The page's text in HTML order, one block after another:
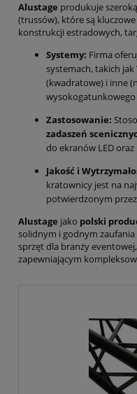
Alustage produkuje
(trussów), które są
konstrukcji estradowych,
Systemy: Firma
systemach, takich jak
(kwadratowe) i inne
wysokogatunkowego
Zastosowanie:
zadaszeń
do ekranów LED
Jakość i
kratownicy jest na
potwierdzonym przez
Alustage jako polski
solidnym i godnym
sprzęt dla branży
zapewniającym